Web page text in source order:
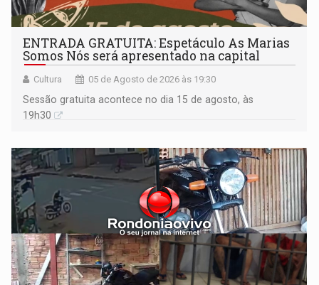
ENTRADA GRATUITA: Espetáculo As Marias
Somos Nós será apresentado na capital
Cultura 05 de Agosto de 2026 às 19:30
Sessão gratuita acontece no dia 15 de agosto, às
19h30